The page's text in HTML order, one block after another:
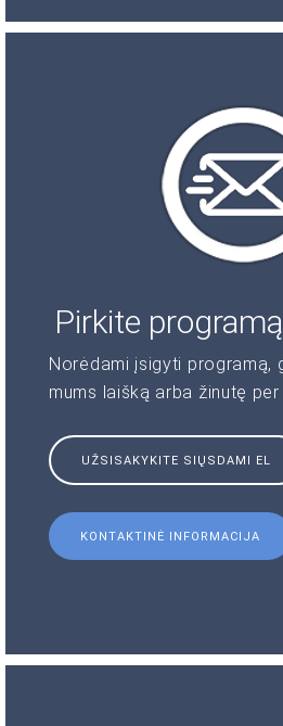
Pirkite programą
Norėdami įsigyti programą,
mums laišką arba žinutę per
UŽSISAKYKITE SIŲSDAMI EL
KONTAKTINĖ INFORMACIJA